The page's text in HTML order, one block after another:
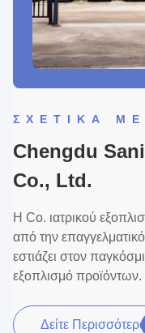
ΣΧΕΤΙΚΆ
Chengdu
Co., Ltd.
Η Co. ιατρικού
από την
εστιάζει στον
εξοπλισμό προϊόντων.
Δείτε Περισσότερα